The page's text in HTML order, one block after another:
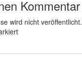
Kommentar
wird nicht veröffentlicht.